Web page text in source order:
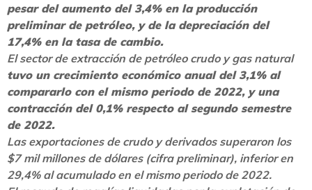
pesar del aumento del 3,4% en la producción
preliminar de petróleo, y de la depreciación del
17,4% en la tasa de cambio.
El sector de extracción de petróleo crudo y gas natural
tuvo un crecimiento económico anual del 3,1% al
compararlo con el mismo periodo de 2022, y una
contracción del 0,1% respecto al segundo semestre
de 2022.
Las exportaciones de crudo y derivados superaron los
$7 mil millones de dólares (cifra preliminar), inferior en
29,4% al acumulado en el mismo periodo de 2022.